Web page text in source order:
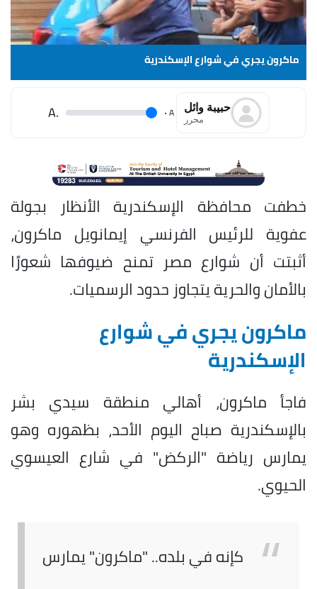
ماكرون يجري في شوارع الإسكندرية
حبيبة وائل
محرر A
.
.A
خطفت محافظة الإسكندرية الأنظار بجولة
عفوية للرئيس الفرنسي إيمانويل ماكرون،
أثبتت أن شوارع مصر تمنح ضيوفها شعورًا
بالأمان والحرية يتجاوز حدود الرسميات.
ماكرون يجري في شوارع
الإسكندرية
فاجأ ماكرون، أهالي منطقة سيدي بشر
بالإسكندرية صباح اليوم الأحد، بظهوره وهو
يمارس رياضة "الركض" في شارع العيسوي
الحيوي.
كإنه في بلده.. "ماكرون" يمارس